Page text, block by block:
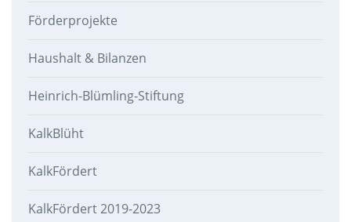
Förderprojekte
Haushalt & Bilanzen
Heinrich-Blümling-Stiftung
KalkBlüht
KalkFördert
KalkFördert 2019-2023